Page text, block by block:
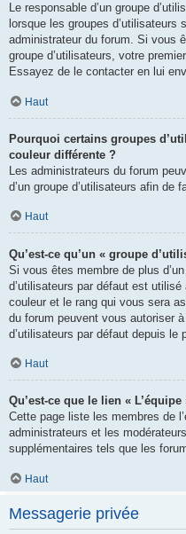
Le responsable d’un groupe
lorsque les groupes
administrateur du forum. Si vous
groupe d’utilisateurs, votre
Essayez de le contacter en lui
Haut
Pourquoi certains groupes
couleur différente ?
Les administrateurs du forum
d’un groupe d’utilisateurs afin de
Haut
Qu’est-ce qu’un « groupe
Si vous êtes membre de plus
d’utilisateurs par défaut est
couleur et le rang qui vous sera
du forum peuvent vous autoriser
d’utilisateurs par défaut depuis le
Haut
Qu’est-ce que le lien « L’équipe
Cette page liste les membres de
administrateurs et les
supplémentaires tels que les
Haut
Messagerie privée